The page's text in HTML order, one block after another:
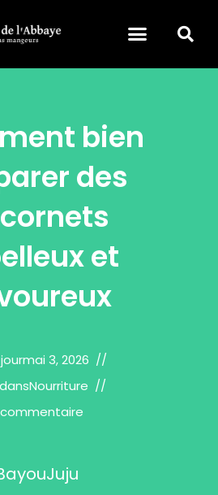
bien
des
et
mai 3, 2026
Nourriture